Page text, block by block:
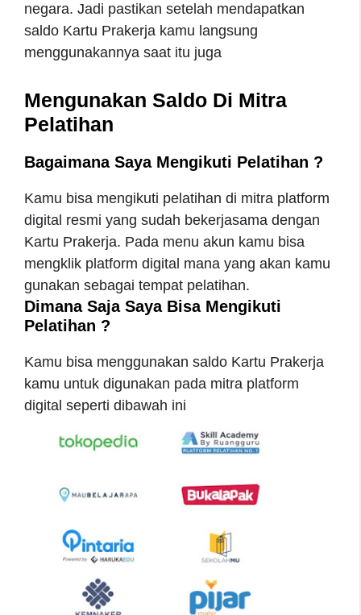
negara. Jadi pastikan setelah mendapatkan
saldo Kartu Prakerja kamu langsung
menggunakannya saat itu juga
Mengunakan Saldo Di Mitra
Pelatihan
Bagaimana Saya Mengikuti Pelatihan ?
Kamu bisa mengikuti pelatihan di mitra platform
digital resmi yang sudah bekerjasama dengan
Kartu Prakerja. Pada menu akun kamu bisa
mengklik platform digital mana yang akan kamu
gunakan sebagai tempat pelatihan.
Dimana Saja Saya Bisa Mengikuti
Pelatihan ?
Kamu bisa menggunakan saldo Kartu Prakerja
kamu untuk digunakan pada mitra platform
digital seperti dibawah ini